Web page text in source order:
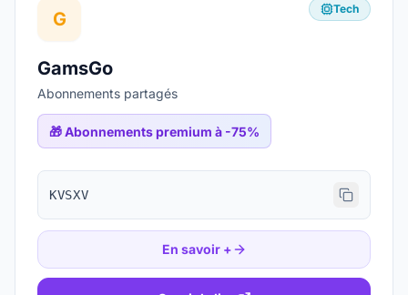
G Tech
GamsGo
Abonnements partagés
🎁Abonnements premium à -75%
KVSXV
En savoir +